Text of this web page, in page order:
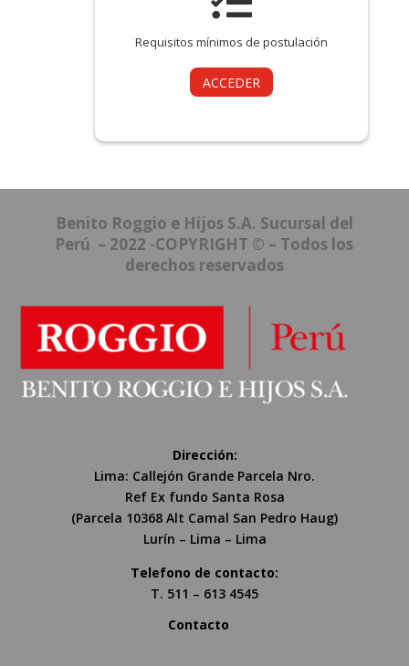
Requisitos mínimos de postulación
ACCEDER
Benito Roggio e Hijos S.A. Sucursal del
Perú – 2022 -COPYRIGHT © – Todos los
derechos reservados
Dirección:
Lima: Callejón Grande Parcela Nro.
Ref Ex fundo Santa Rosa
(Parcela 10368 Alt Camal San Pedro Haug)
Lurín – Lima – Lima
Telefono de contacto:
T. 511 – 613 4545
Contacto